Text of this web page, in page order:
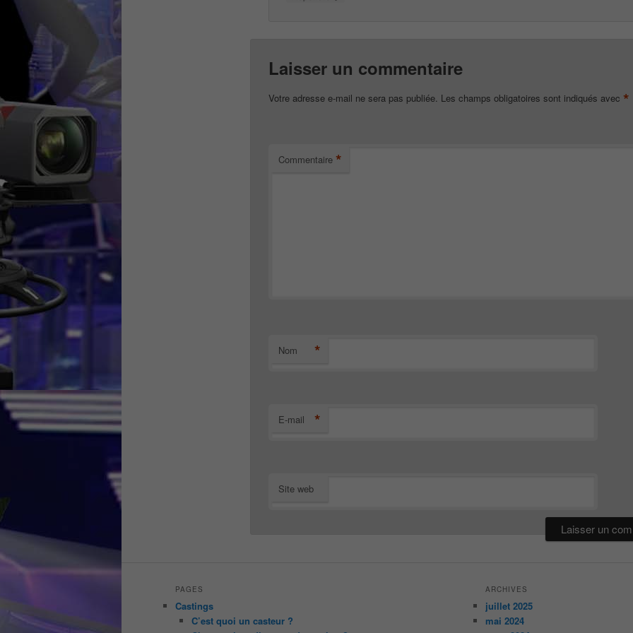
Laisser un commentaire
Votre adresse e-mail ne sera pas publiée. Les champs obligatoires sont indiqués avec *
Commentaire *
Nom *
E-mail *
Site web
PAGES
Castings
C’est quoi un casteur ?
ARCHIVES
juillet 2025
mai 2024